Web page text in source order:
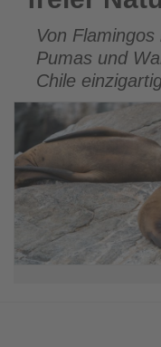
ist!
Von
Pumas und
Chile